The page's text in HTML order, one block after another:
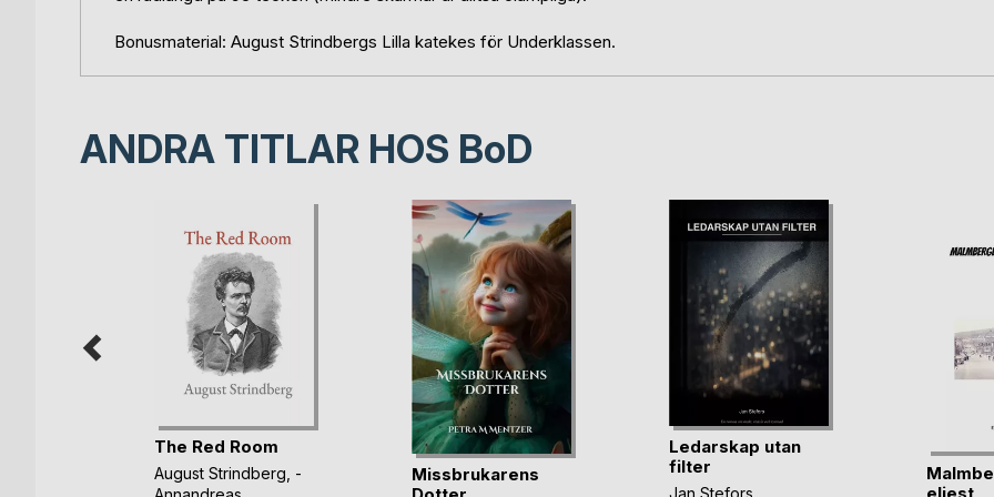
Bonusmaterial: August Strindbergs Lilla katekes för Underklassen.
ANDRA TITLAR HOS BoD
The Red Room
August Strindberg -
Missbrukarens
Ledarskap utan
filter
eljest